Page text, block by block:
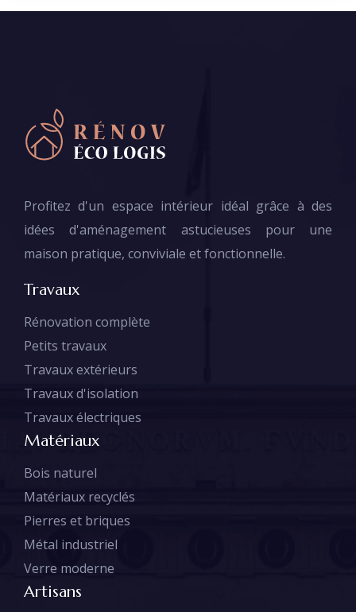
Profitez d'un espace intérieur idéal grâce à des
idées d'aménagement astucieuses pour une
maison pratique, conviviale et fonctionnelle.
Travaux
Rénovation complète
Petits travaux
Travaux extérieurs
Travaux d'isolation
Travaux électriques
Matériaux
Bois naturel
Matériaux recyclés
Pierres et briques
Métal industriel
Verre moderne
Artisans